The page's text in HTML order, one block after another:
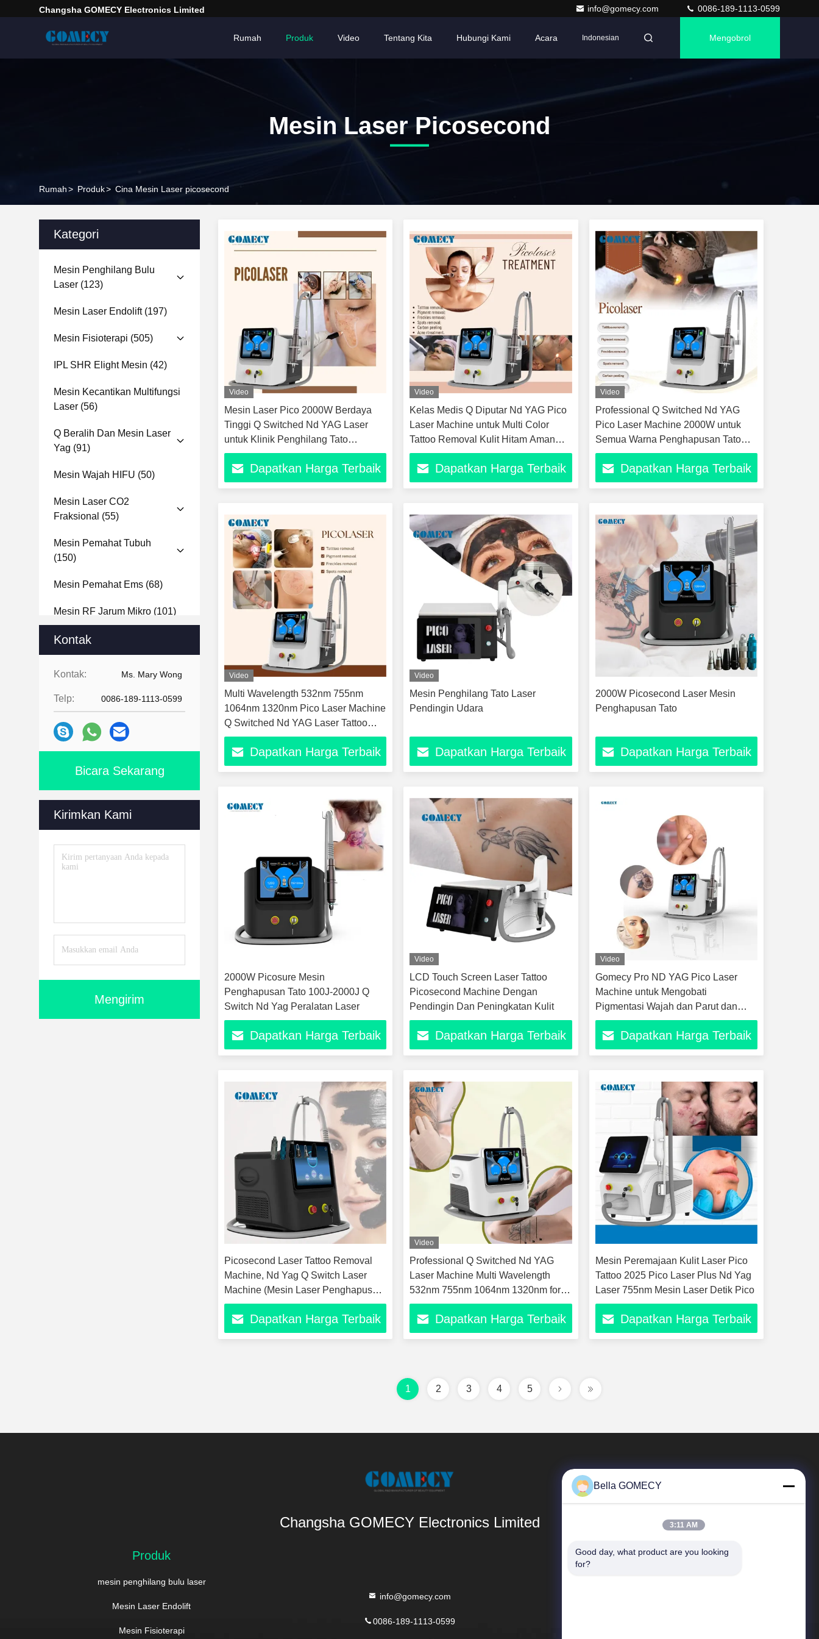
Changsha GOMECY Electronics Limited info@gomecy.com 0086-189-1113-0599
Rumah Produk Video Tentang Kita Hubungi Kami Acara Indonesian Mengobrol
Mesin Laser Picosecond
Rumah> Produk> Cina Mesin Laser picosecond
Kategori
Mesin Penghilang Bulu
Laser (123)
Mesin Laser Endolift(197)
Mesin Fisioterapi (505)
IPL SHR Elight Mesin (42)
Mesin Kecantikan Multifungsi
Laser (56)
Q Beralih Dan Mesin Laser
Yag (91)
Mesin Wajah HIFU (50)
Mesin Laser CO2
Fraksional (55)
Mesin Pemahat Tubuh
(150)
Mesin Pemahat Ems (68)
Mesin RF Jarum Mikro (101)
Mesin Analisa Tubuh
Kontak
Kontak: Ms. Mary Wong
Telp: 0086-189-1113-0599
Bicara Sekarang
Kirimkan Kami
Mengirim
Video
Mesin Laser Pico 2000W Berdaya
Tinggi Q Switched Nd YAG Laser
untuk Klinik Penghilang Tato
Profesional Penghilang Bintik
Matahari Bintik Usia Perangkat
Peremajaan Kulit Pengelupasan
Dapatkan Harga Terbaik
Video
Kelas Medis Q Diputar Nd YAG Pico
Laser Machine untuk Multi Color
Tattoo Removal Kulit Hitam Aman
Perawatan Melasma Kolagen
Stimulasi jerawat Penghapusan
bekas luka Sistem Laser
Dapatkan Harga Terbaik
Video
Professional Q Switched Nd YAG
Pico Laser Machine 2000W untuk
Semua Warna Penghapusan Tato
Carbon Peel Peremajaan Kulit Wajah
Melasma Pigmentasi Peralatan
Pengobatan untuk Klinik Dermatologi
Dapatkan Harga Terbaik
Video
Multi Wavelength 532nm 755nm
1064nm 1320nm Pico Laser Machine
Q Switched Nd YAG Laser Tattoo
Removal Device Epidermal Dermal
Pigment Freckle Removal Platform
kecantikan pemutihan kulit
Dapatkan Harga Terbaik
Video
Mesin Penghilang Tato Laser
Pendingin Udara
Dapatkan Harga Terbaik
2000W Picosecond Laser Mesin
Penghapusan Tato
Dapatkan Harga Terbaik
2000W Picosure Mesin
Penghapusan Tato 100J-2000J Q
Switch Nd Yag Peralatan Laser
Dapatkan Harga Terbaik
Video
LCD Touch Screen Laser Tattoo
Picosecond Machine Dengan
Pendingin Dan Peningkatan Kulit
Dapatkan Harga Terbaik
Video
Gomecy Pro ND YAG Pico Laser
Machine untuk Mengobati
Pigmentasi Wajah dan Parut dan
Penghapusan Tato
Dapatkan Harga Terbaik
Picosecond Laser Tattoo Removal
Machine, Nd Yag Q Switch Laser
Machine (Mesin Laser Penghapusan
Tato Dengan Laser)
Dapatkan Harga Terbaik
Video
Professional Q Switched Nd YAG
Laser Machine Multi Wavelength
532nm 755nm 1064nm 1320nm for
Tattoo and Pigment Removal
Dapatkan Harga Terbaik
Mesin Peremajaan Kulit Laser Pico
Tattoo 2025 Pico Laser Plus Nd Yag
Laser 755nm Mesin Laser Detik Pico
Dapatkan Harga Terbaik
1 2 3 4 5
Changsha GOMECY Electronics Limited
Produk
mesin penghilang bulu laser
Mesin Laser Endolift
Mesin Fisioterapi
info@gomecy.com
0086-189-1113-0599
Tautan Langsung
Bella GOMECY
3:11 AM
Good day, what product are you looking
for?